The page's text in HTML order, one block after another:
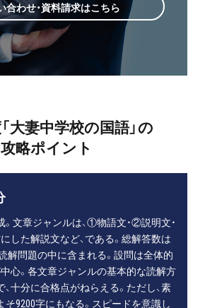
合わせ・資料請求はこちら
大妻中学校の国語」の
攻略ポイント
文章ジャンルは、①物語文・②説明文・
した解説文など、である。総解答数は
解問題の中に含まれる。設問は全体的
心。各文章ジャンルの基本的な読解方
十分に合格点がねらえる。ただし、素
9200字にもなる。スピードを意識し